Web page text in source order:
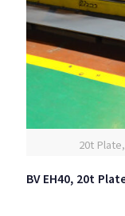
20t
BV EH40, 20t